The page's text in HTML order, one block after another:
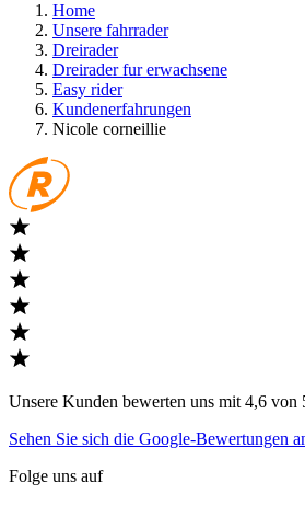
Home
Unsere fahrrader
Dreirader
Dreirader fur erwachsene
Easy rider
Kundenerfahrungen
Nicole corneillie
Unsere Kunden bewerten uns mit 4,6 von
Sehen Sie sich die Google-Bewertungen
Folge uns auf